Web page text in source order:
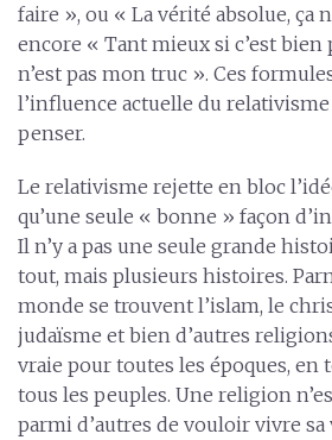
faire », ou « La vérité absolue, ça
encore « Tant mieux si c’est bien
n’est pas mon truc ». Ces
l’influence actuelle du
penser.
Le relativisme rejette en bloc
qu’une seule « bonne » façon
Il n’y a pas une seule grande
tout, mais plusieurs histoires.
monde se trouvent l’islam, le
judaïsme et bien d’autres
vraie pour toutes les époques, en
tous les peuples. Une religion
parmi d’autres de vouloir vivre sa